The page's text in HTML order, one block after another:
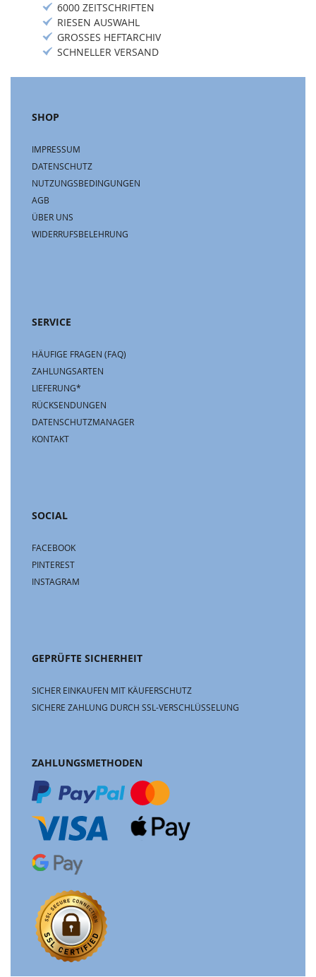
6000 ZEITSCHRIFTEN
RIESEN AUSWAHL
GROSSES HEFTARCHIV
SCHNELLER VERSAND
SHOP
IMPRESSUM
DATENSCHUTZ
NUTZUNGSBEDINGUNGEN
AGB
ÜBER UNS
WIDERRUFSBELEHRUNG
SERVICE
HÄUFIGE FRAGEN (FAQ)
ZAHLUNGSARTEN
LIEFERUNG*
RÜCKSENDUNGEN
DATENSCHUTZMANAGER
KONTAKT
SOCIAL
FACEBOOK
PINTEREST
INSTAGRAM
GEPRÜFTE SICHERHEIT
SICHER EINKAUFEN MIT KÄUFERSCHUTZ
SICHERE ZAHLUNG DURCH SSL-VERSCHLÜSSELUNG
ZAHLUNGSMETHODEN